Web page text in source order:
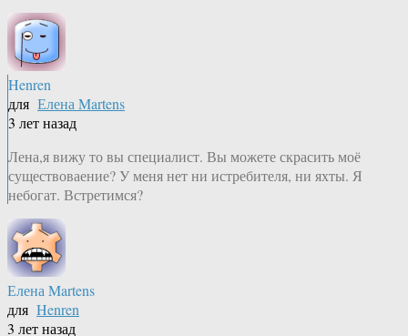
Henren
для Елена Martens
3 лет назад
Лена,я вижу то вы специалист. Вы можете скрасить моё
существоваение? У меня нет ни истребителя, ни яхты. Я
небогат. Встретимся?
Елена Martens
для Henren
3 лет назад